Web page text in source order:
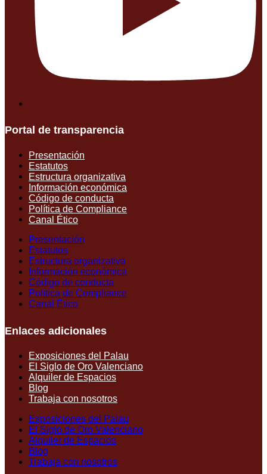
Portal de transparencia
Presentación
Estatutos
Estructura organizativa
Información económica
Código de conducta
Política de Compliance
Canal Ético
Presentación
Estatutos
Estructura organizativa
Información económica
Código de conducta
Política de Compliance
Canal Ético
Enlaces adicionales
Exposiciones del Palau
El Siglo de Oro Valenciano
Alquiler de Espacios
Blog
Trabaja con nosotros
Exposiciones del Palau
El Siglo de Oro Valenciano
Alquiler de Espacios
Blog
Trabaja con nosotros